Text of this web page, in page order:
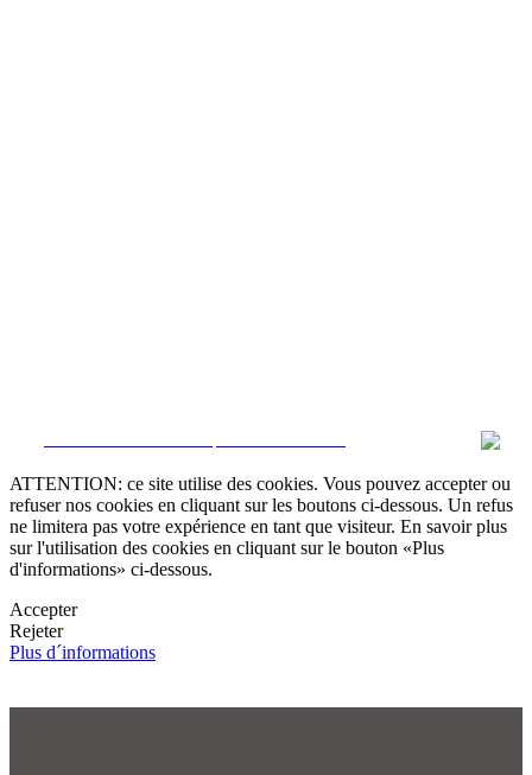
ATTENTION: ce site utilise des cookies. Vous pouvez accepter ou
refuser nos cookies en cliquant sur les boutons ci-dessous. Un refus
ne limitera pas votre expérience en tant que visiteur. En savoir plus
sur l'utilisation des cookies en cliquant sur le bouton «Plus
d'informations» ci-dessous.
Accepter
Rejeter
Plus d´informations